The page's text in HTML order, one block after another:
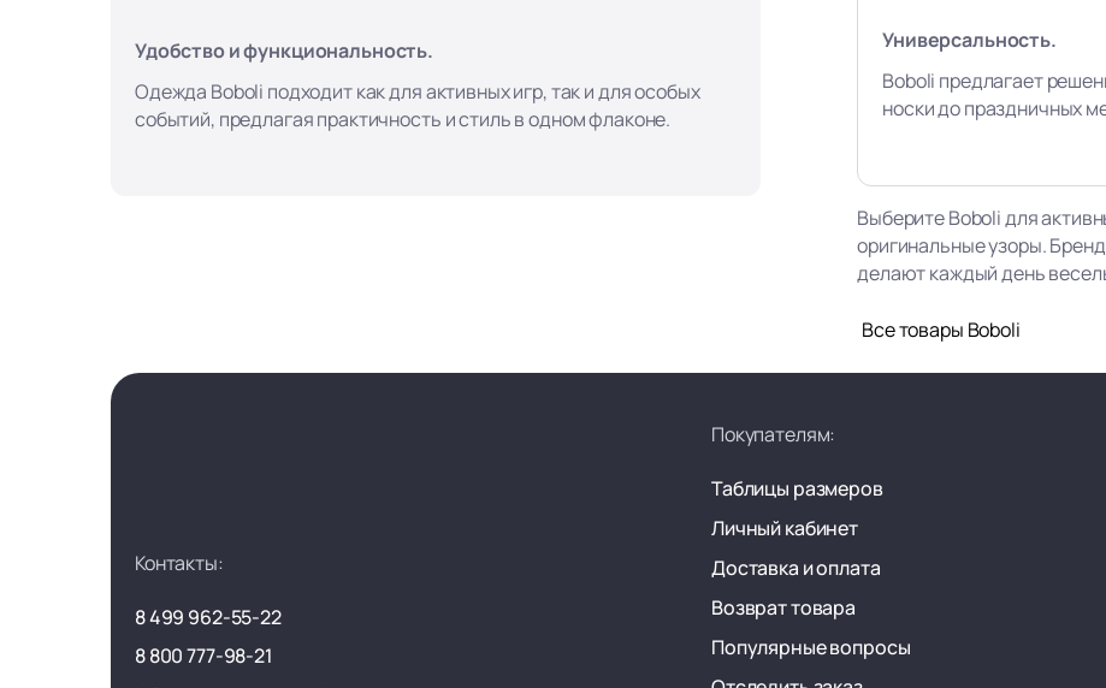
Удобство и функциональность.
Одежда Boboli подходит как для активных игр, так и для особых
событий, предлагая практичность и стиль в одном флаконе.
Универсальность.
Boboli предлагает
носки до праздничных
Выберите Boboli для
оригинальные узоры.
делают каждый день
Все товары Boboli
Контакты:
8 499 962-55-22
8 800 777-98-21
Покупателям:
Таблицы размеров
Личный кабинет
Доставка и оплата
Возврат товара
Популярные вопросы